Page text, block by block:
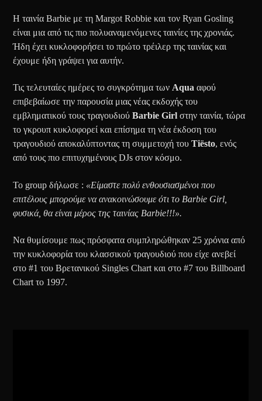
Η ταινία Barbie με τη Margot Robbie και τον Ryan Gosling
είναι μια από τις πιο πολυαναμενόμενες ταινίες της χρονιάς.
Ήδη έχει κυκλοφορήσει το πρώτο τρέιλερ της ταινίας και
έχουμε ήδη γράψει για αυτήν.
Τις τελευταίες ημέρες το συγκρότημα των Aqua αφού
επιβεβαίωσε την παρουσία μιας νέας εκδοχής του
εμβληματικού τους τραγουδιούBarbie Girl στην ταινία, τώρα
το γκρουπ κυκλοφορεί και επίσημα τη νέα έκδοση του
τραγουδιού αποκαλύπτοντας τη συμμετοχή τουTiësto, ενός
από τους πιο επιτυχημένους DJs στον κόσμο.
Το group δήλωσε : «Είμαστε πολύ ενθουσιασμένοι που
επιτέλους μπορούμε να ανακοινώσουμε ότι το Barbie Girl,
φυσικά, θα είναι μέρος της ταινίας Barbie!!!».
Να θυμίσουμε πως πρόσφατα συμπληρώθηκαν 25 χρόνια από
την κυκλοφορία του κλασσικού τραγουδιού που είχε ανεβεί
στο #1 του Βρετανικού Singles Chart και στο #7 του Billboard
Chart το 1997.